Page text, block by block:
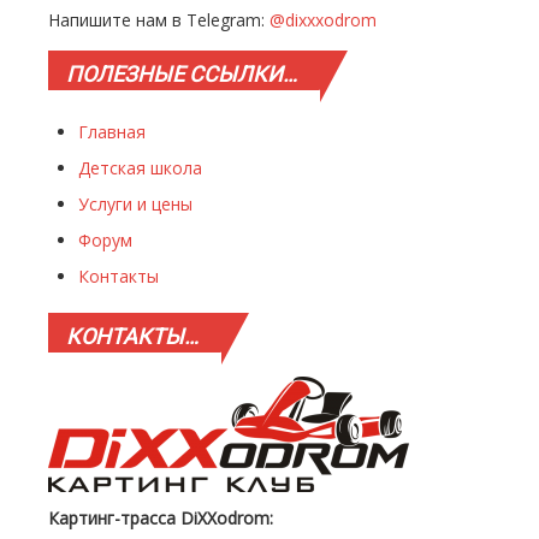
Напишите нам в Telegram: @dixxxodrom
ПОЛЕЗНЫЕССЫЛКИ…
Главная
Детская школа
Услуги и цены
Форум
Контакты
КОНТАКТЫ…
Картинг-трасса DiXXodrom: